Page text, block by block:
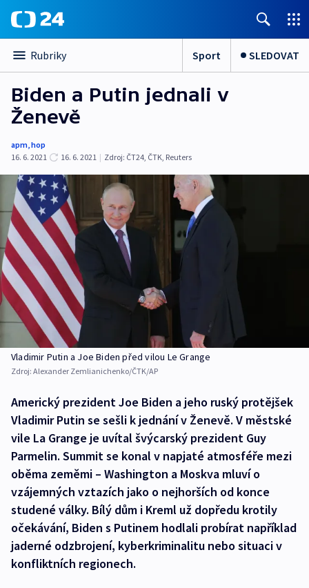
Rubriky Sport SLEDOVAT
Biden a Putin jednali v
Ženevě
apm,hop
16. 6. 2021
16. 6. 2021 | Zdroj: ČT24, ČTK, Reuters
Vladimir Putin a Joe Biden před vilou Le Grange
Zdroj: Alexander Zemlianichenko/ČTK/AP
Americký prezident Joe Biden a jeho ruský protějšek
Vladimir Putin se sešli k jednání v Ženevě. V městské
vile La Grange je uvítal švýcarský prezident Guy
Parmelin. Summit se konal v napjaté atmosféře mezi
oběma zeměmi – Washington a Moskva mluví o
vzájemných vztazích jako o nejhorších od konce
studené války. Bílý dům i Kreml už dopředu krotily
očekávání, Biden s Putinem hodlali probírat například
jaderné odzbrojení, kyberkriminalitu nebo situaci v
konfliktních regionech.